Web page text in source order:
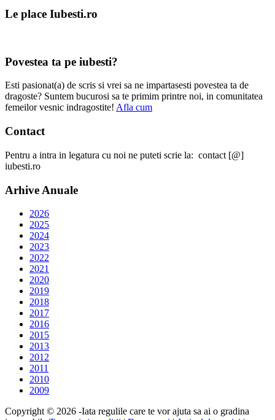
Le place Iubesti.ro
Povestea ta pe iubesti?
Esti pasionat(a) de scris si vrei sa ne impartasesti povestea ta de
dragoste? Suntem bucurosi sa te primim printre noi, in comunitatea
femeilor vesnic indragostite! Afla cum
Contact
Pentru a intra in legatura cu noi ne puteti scrie la: contact [@]
iubesti.ro
Arhive Anuale
2026
2025
2024
2023
2022
2021
2020
2019
2018
2017
2016
2015
2013
2012
2011
2010
2009
Copyright © 2026 -Iata regulile care te vor ajuta sa ai o gradina